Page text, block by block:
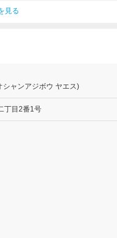
見る
シャンアジボウ ヤエス)
丁目2番1号